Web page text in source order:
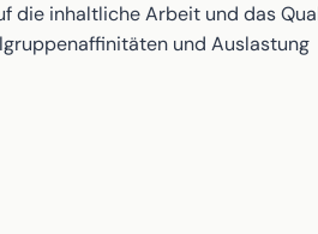
die inhaltliche Arbeit und das
und Auslastung